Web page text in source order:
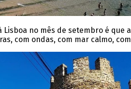
no mês de setembro é
com ondas, com mar calmo,